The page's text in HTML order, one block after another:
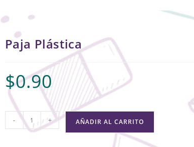
Paja Plástica
$0.90
- + AÑADIR AL CARRITO